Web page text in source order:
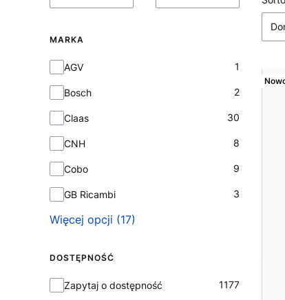
MARKA
Marka
AGV 1
Bosch 2
Claas 30
CNH 8
Cobo 9
GB Ricambi 3
Więcej opcji (17)
DOSTĘPNOŚĆ
Dostępność
Zapytaj o dostępność 1177